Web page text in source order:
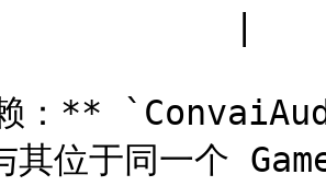
|
：**
其位于同一个